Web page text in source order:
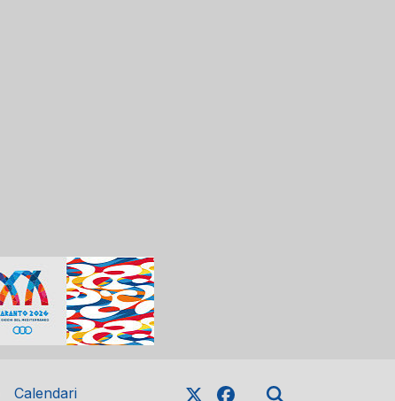
Calendari